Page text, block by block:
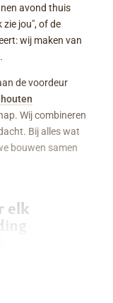
avond thuis
zie jou", of de
wij maken van
de voordeur
Wij combineren
Bij alles wat
bouwen samen
elk